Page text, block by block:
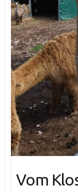
Vom